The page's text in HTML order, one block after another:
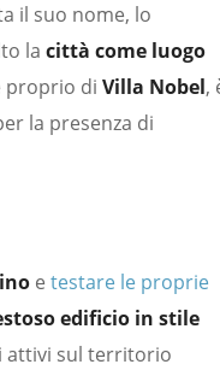
il suo nome, lo
la città come luogo
proprio di Villa Nobel,
la presenza di
e testare le proprie
edificio in stile
attivi sul territorio